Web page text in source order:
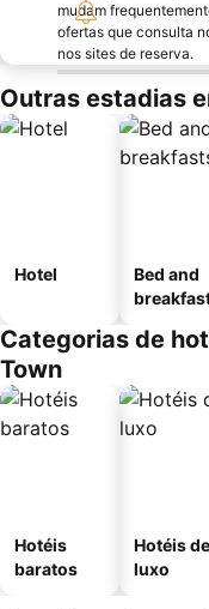
mudam
ofertas que consulta
nos sites de reserva.
Outras estadias
Hotel
Bed and
Categorias de
Town
Hotéis
baratos
Hotéis de
luxo